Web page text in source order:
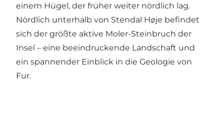
einem Hügel, der früher weiter nördlich lag.
Nördlich unterhalb von Stendal Høje befindet
sich der größte aktive Moler-Steinbruch der
Insel – eine beeindruckende Landschaft und
ein spannender Einblick in die Geologie von
Fur.